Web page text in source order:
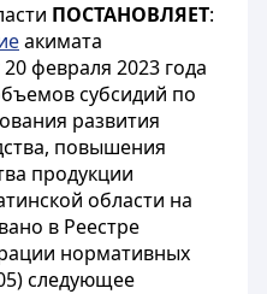
ПОСТАНОВЛЯЕТ:
акимата
февраля 2023 года
субсидий по
развития
повышения
продукции
области на
в Реестре
нормативных
следующее